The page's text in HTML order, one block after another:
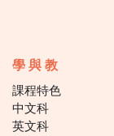
學 與 教
課程特色
中文科
英文科